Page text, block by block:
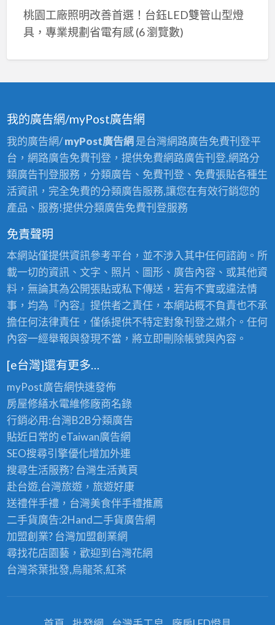
桃園工廠照明改善首選！台鈺LED雙管山型燈
具，專業規劃省電有感(6 瀏覽數)
我的廣告網/myPost廣告網
我的廣告網/myPost廣告網 是台灣網路廣告免費刊登平
台，網路廣告免費刊登，提供免費網路廣告刊登,網路分
類廣告刊登服務，分類廣告、免費刊登、免費張貼各種生
活資訊，完全免費的分類廣告服務,讓您在有效行銷您的
產品、服務!提供分類廣告免費刊登服務
免責聲明
本網站僅提供資訊參考平台，並不涉入其中任何諮詢。所
載一切的資訊、文字、照片、圖形、廣告內容、或其他資
料，無論其為公開張貼或私下傳送，若有不實或違法情
事，均為『內容』提供者之責任，本網站概不負責也不承
擔任何法律責任，僅係提供不特定對象刊登之媒介。任何
內容一經舉報與發現不當，將立即刪除帳號與內容。
[e台灣]還有更多…
myPost廣告網快速發佈
房屋修繕水電維修廠商名錄
行銷必用:台灣B2B分類廣告
貼近日常的 eTaiwan廣告網
SEO搜尋引擎優化增加外連
搜尋生活服務? 台灣生活黃頁
赴台遊,台灣旅遊，旅遊好康
送禮伴手禮，台灣美食伴手禮推薦
二手貨廣告:2Hand二手貨廣告網
加盟創業? 台灣加盟創業網
尋找花店園藝，歡迎到 台灣花網
台灣茶葉批發,烏龍茶,紅茶